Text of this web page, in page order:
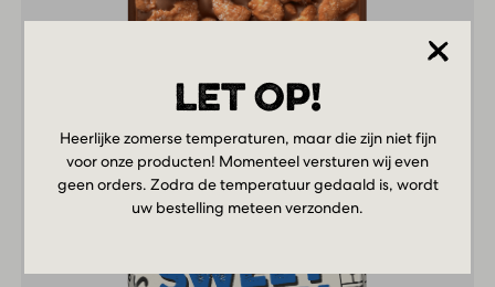
LET OP!
Heerlijke zomerse temperaturen, maar die zijn niet fijn
voor onze producten! Momenteel versturen wij even
geen orders. Zodra de temperatuur gedaald is, wordt
uw bestelling meteen verzonden.